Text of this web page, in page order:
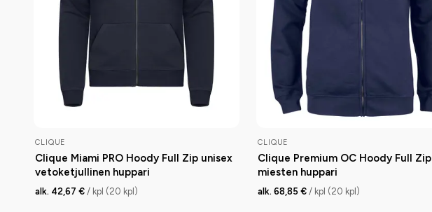
CLIQUE
Clique Miami PRO Hoody Full Zip unisex
vetoketjullinen huppari
alk. 42,67 € / kpl (20 kpl)
CLIQUE
Clique Premium OC Hoody Full Zip
miesten huppari
alk. 68,85 € / kpl (20 kpl)